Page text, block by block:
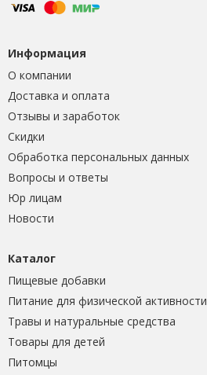
Информация
О компании
Доставка и оплата
Отзывы и заработок
Скидки
Обработка персональных данных
Вопросы и ответы
Юр лицам
Новости
Каталог
Пищевые добавки
Питание для физической активности
Травы и натуральные средства
Товары для детей
Питомцы